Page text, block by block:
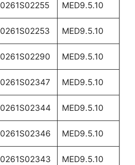
0261S02255 MED9.5.10
0261S02253 MED9.5.10
0261S02290 MED9.5.10
0261S02347 MED9.5.10
0261S02344 MED9.5.10
0261S02346 MED9.5.10
0261S02343 MED9.5.10